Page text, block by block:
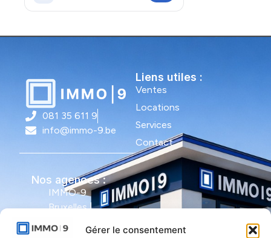
Gérer le consentement
081 35 611 9
info@immo-9.be
Nos agences :
IMMO-9
Bruxelles |
Liens utiles :
Ventes
Locations
Services
Contact